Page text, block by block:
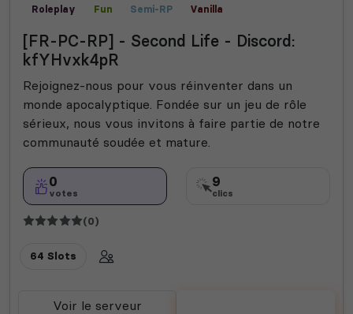
Roleplay Fun Semi-RP Vanilla
[FR-PC-RP] - Second Life - Discord:
kfYHvxk4pR
Rejoignez-nous pour vous réinventer dans un
monde apocalyptique. Fondée sur un jeu de rôle
sérieux, nous vous invitons à faire partie de notre
communauté soudée et mature.
0
votes
9
clics
(0)
64 Slots
Voir le serveur